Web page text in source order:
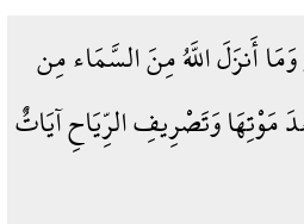
أَنزَلَ اللَّهُ مِنَ السَّمَاء مِن
مَوْتِهَا وَتَصْرِيفِ الرِّيَاحِ آيَاتٌ